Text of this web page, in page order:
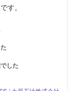
す。
した